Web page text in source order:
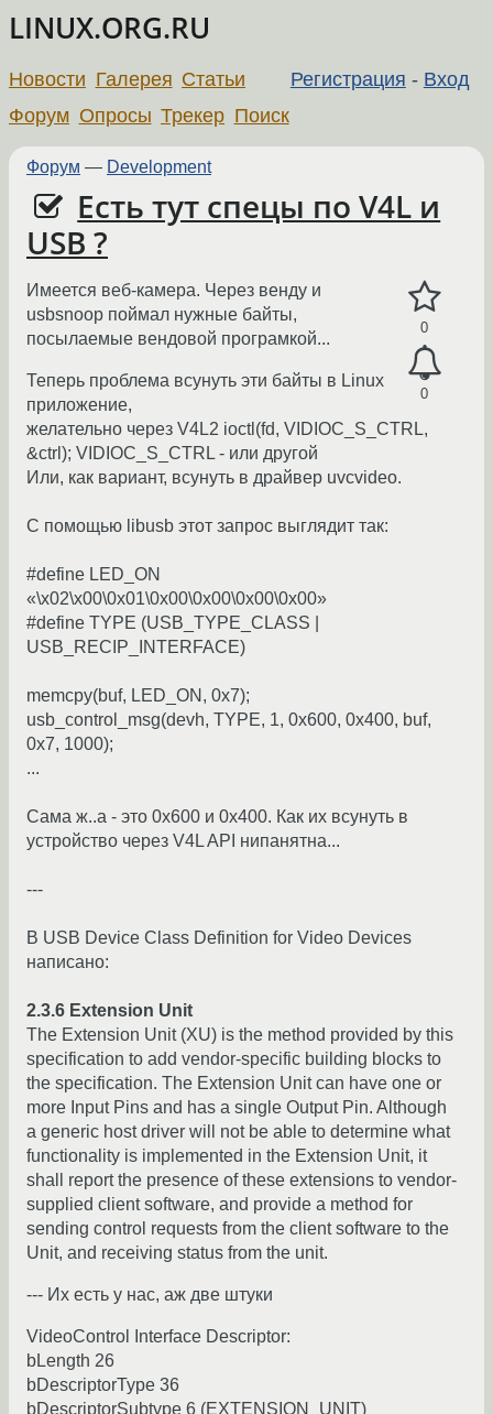
LINUX.ORG.RU
Регистрация - Вход
Новости Галерея Статьи
Форум Опросы Трекер Поиск
Форум — Development
Есть тут спецы по V4L и
USB ?
0
0
Имеется веб-камера. Через венду и
usbsnoop поймал нужные байты,
посылаемые вендовой програмкой...
Теперь проблема всунуть эти байты в Linux
приложение,
желательно через V4L2 ioctl(fd, VIDIOC_S_CTRL,
&ctrl); VIDIOC_S_CTRL - или другой
Или, как вариант, всунуть в драйвер uvcvideo.
С помощью libusb этот запрос выглядит так:
#define LED_ON
«\x02\x00\0x01\0x00\0x00\0x00\0x00»
#define TYPE (USB_TYPE_CLASS |
USB_RECIP_INTERFACE)
memcpy(buf, LED_ON, 0x7);
usb_control_msg(devh, TYPE, 1, 0x600, 0x400, buf,
0x7, 1000);
...
Сама ж..а - это 0x600 и 0x400. Как их всунуть в
устройство через V4L API нипанятна...
---
В USB Device Class Definition for Video Devices
написано:
2.3.6 Extension Unit
The Extension Unit (XU) is the method provided by this
specification to add vendor-specific building blocks to
the specification. The Extension Unit can have one or
more Input Pins and has a single Output Pin. Although
a generic host driver will not be able to determine what
functionality is implemented in the Extension Unit, it
shall report the presence of these extensions to vendor-
supplied client software, and provide a method for
sending control requests from the client software to the
Unit, and receiving status from the unit.
--- Их есть у нас, аж две штуки
VideoControl Interface Descriptor:
bLength 26
bDescriptorType 36
bDescriptorSubtype 6 (EXTENSION_UNIT)